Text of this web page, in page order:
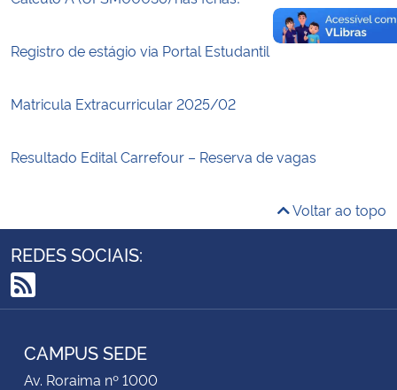
Registro de estágio via Portal Estudantil
Matricula Extracurricular 2025/02
Resultado Edital Carrefour – Reserva de vagas
Voltar ao topo
REDES SOCIAIS:
RSS
CAMPUS SEDE
Av. Roraima nº 1000